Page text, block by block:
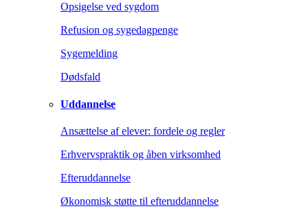
Opsigelse ved sygdom
Refusion og sygedagpenge
Sygemelding
Dødsfald
Uddannelse
Ansættelse af elever: fordele og regler
Erhvervspraktik og åben virksomhed
Efteruddannelse
Økonomisk støtte til efteruddannelse